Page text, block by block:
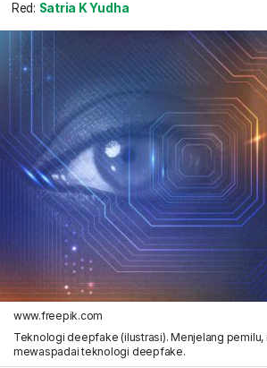
Red: Satria K Yudha
www.freepik.com
Teknologi deepfake (ilustrasi). Menjelang pemilu,
mewaspadai teknologi deepfake.